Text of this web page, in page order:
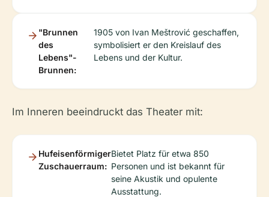
"Brunnen
des
Lebens"-
Brunnen:
1905 von Ivan Meštrović geschaffen,
symbolisiert er den Kreislauf des
Lebens und der Kultur.
Im Inneren beeindruckt das Theater mit:
Hufeisenförmiger
Zuschauerraum:
Bietet Platz für etwa 850
Personen und ist bekannt für
seine Akustik und opulente
Ausstattung.